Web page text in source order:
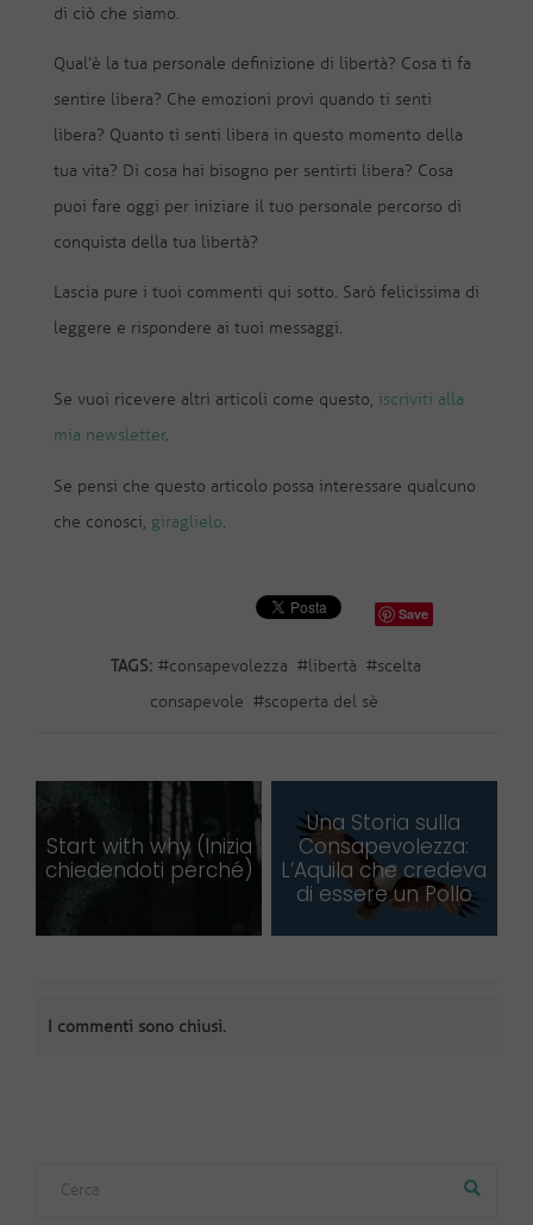
di ciò che siamo.
Qual’è la tua personale definizione di libertà? Cosa ti fa
sentire libera? Che emozioni provi quando ti senti
libera? Quanto ti senti libera in questo momento della
tua vita? Di cosa hai bisogno per sentirti libera? Cosa
puoi fare oggi per iniziare il tuo personale percorso di
conquista della tua libertà?
Lascia pure i tuoi commenti qui sotto. Sarò felicissima di
leggere e rispondere ai tuoi messaggi.
Se vuoi ricevere altri articoli come questo, iscriviti alla
mia newsletter.
Se pensi che questo articolo possa interessare qualcuno
che conosci, giraglielo
Save
TAGS: #consapevolezza #libertà #scelta
consapevole #scoperta del sè
Una Storia sulla
Consapevolezza:
L’Aquila che credeva
di essere un Pollo
Start with why (Inizia
chiedendoti perché)
I commenti sono chiusi.